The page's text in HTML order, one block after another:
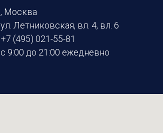
, Москва
ул. Летниковская, вл. 4, вл. 6
+7 (495) 021-55-81
с 9:00 до 21:00 ежедневно